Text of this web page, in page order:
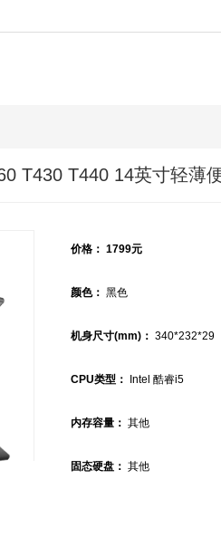
T430 T440 14英寸轻薄
价格： 1799元
颜色： 黑色
机身尺寸(mm)： 340*232*29
CPU类型： Intel 酷睿i5
内存容量： 其他
固态硬盘： 其他